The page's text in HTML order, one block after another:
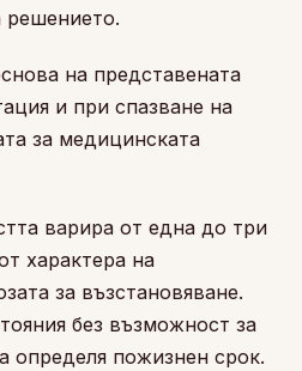
решението.
на представената
и при спазване на
за медицинската
варира от една до три
характера на
за възстановяване.
без възможност за
определя пожизнен срок.